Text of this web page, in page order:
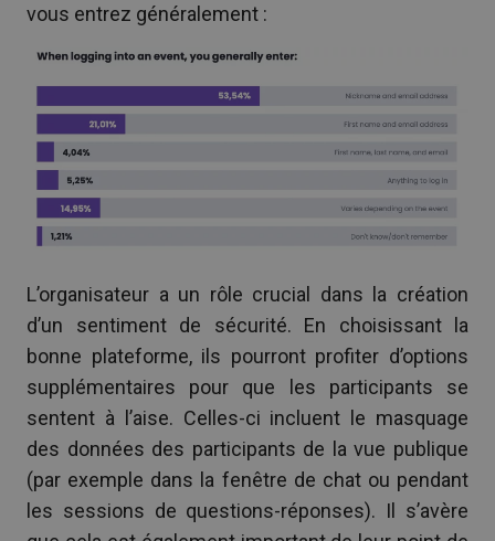
vous entrez généralement :
L’organisateur a un rôle crucial dans la création
d’un sentiment de sécurité. En choisissant la
bonne plateforme, ils pourront profiter d’options
supplémentaires pour que les participants se
sentent à l’aise. Celles-ci incluent le masquage
des données des participants de la vue publique
(par exemple dans la fenêtre de chat ou pendant
les sessions de questions-réponses). Il s’avère